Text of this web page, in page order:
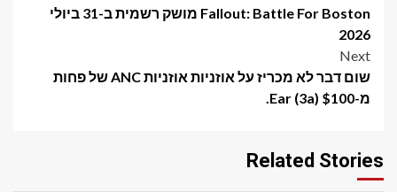
navigation
Fallout: Battle For Boston מושק רשמית ב-31 ביולי
2026
Next
שום דבר לא מכריז על אוזניות אוזניות ANC של פחות
מ-$100 Ear (3a).
Related Stories